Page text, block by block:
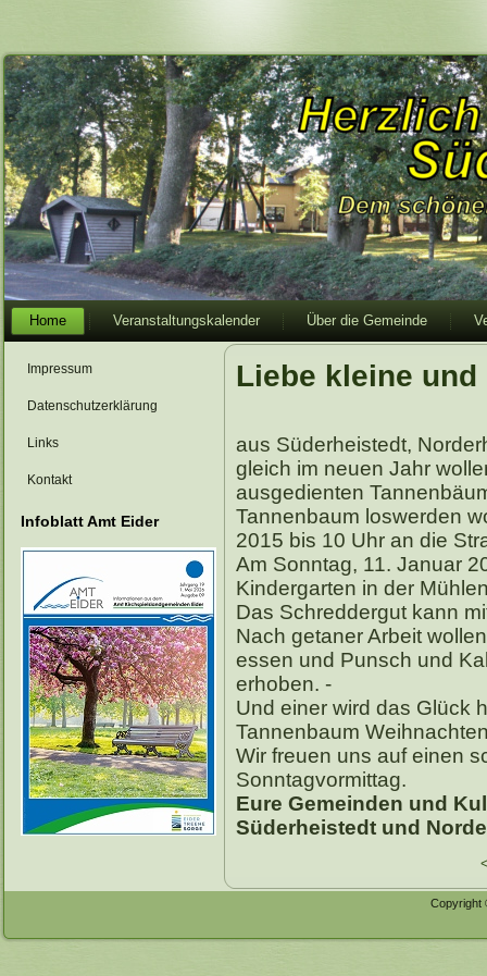
Home Veranstaltungskalender Über die Gemeinde
Impressum
Datenschutzerklärung
Links
Kontakt
Infoblatt Amt Eider
Liebe kleine und
aus Süderheistedt,
gleich im neuen Jahr
ausgedienten
Tannenbaum loswerden
2015 bis 10 Uhr an die
Am Sonntag, 11. Januar
Kindergarten in der
Das Schreddergut kann
Nach getaner Arbeit
essen und Punsch und
erhoben. -
Und einer wird das Glück
Tannenbaum
Wir freuen uns auf einen
Sonntagvormittag.
Eure Gemeinden und
Süderheistedt und
Copyright